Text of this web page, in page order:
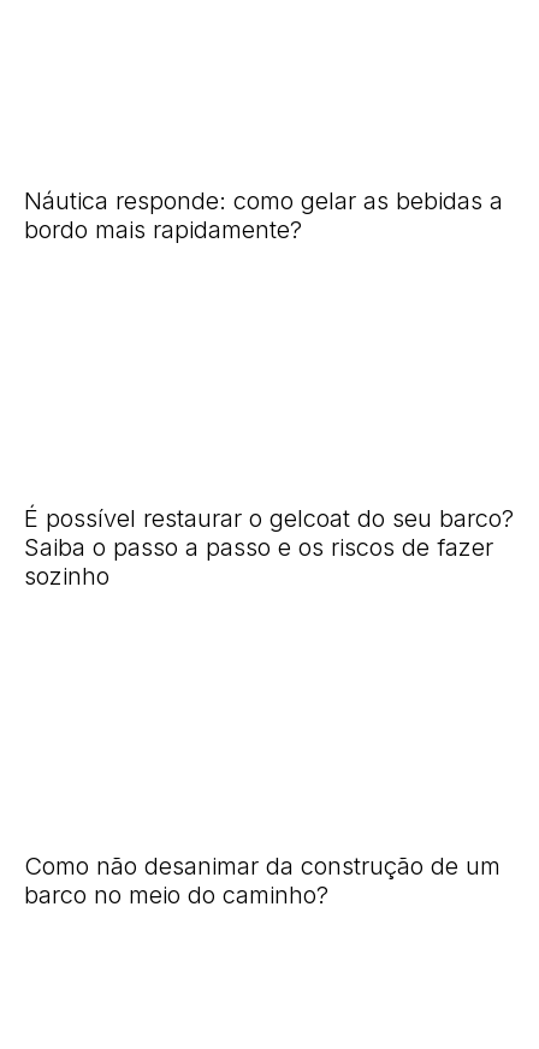
Náutica responde: como gelar as bebidas a
bordo mais rapidamente?
É possível restaurar o gelcoat do seu barco?
Saiba o passo a passo e os riscos de fazer
sozinho
Como não desanimar da construção de um
barco no meio do caminho?